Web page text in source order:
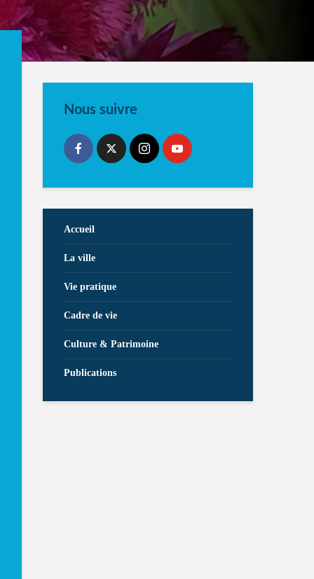
Nous suivre
Accueil
La ville
Vie pratique
Cadre de vie
Culture & Patrimoine
Publications